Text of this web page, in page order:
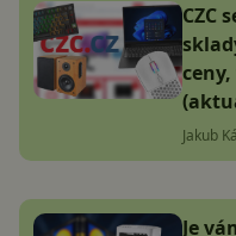
CZC
Jakub
Je